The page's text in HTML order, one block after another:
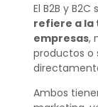
El B2B y
refiere a la
empresas,
productos o
Ambos